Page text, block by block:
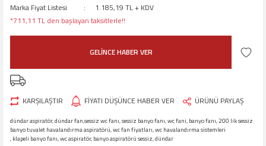
Marka Fiyat Listesi
1.185,19 TL + KDV
*711,11 TL den başlayan taksitlerle!!
GELİNCE HABER VER
KARŞILAŞTIR FİYATI DÜŞÜNCE HABER VER ÜRÜNÜ PAYLAŞ
dündar aspiratör, dündar fan,sessiz wc fanı, sessiz banyo fanı, wc fani, banyo fanı, 200 lik sessiz
banyo tuvalet havalandırma aspiratörü, wc fan fiyatları, wc havalandırma sistemleri
, klapeli banyo fanı, wc aspiratör, banyo aspiratörü sessiz, dündar